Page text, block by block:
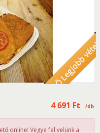
Legjobb
4 691 Ft /db
online! Vegye fel velünk a